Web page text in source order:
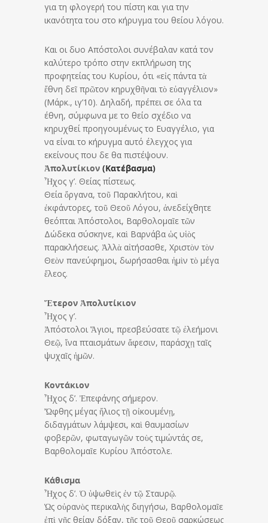
για τη φλογερή του πίστη και για την
ικανότητα του στο κήρυγμα του θείου λόγου.
Και οι δυο Απόστολοι συνέβαλαν κατά τον
καλύτερο τρόπο στην εκπλήρωση της
προφητείας του Κυρίου, ότι «εἰς πάντα τὰ
ἔθνη δεῖ πρῶτον κηρυχθῆναι τὸ εὐαγγέλιον»
(Μάρκ., ιγ’10). Δηλαδή, πρέπει σε όλα τα
έθνη, σύμφωνα με το θείο σχέδιο να
κηρυχθεί προηγουμένως το Ευαγγέλιο, για
να είναι το κήρυγμα αυτό έλεγχος για
εκείνους που δε θα πιστέψουν.
Ἀπολυτίκιον (Κατέβασμα)
Ἦχος γ’. Θείας πίστεως.
Θεία ὄργανα, τοῦ Παρακλήτου, καὶ
ἐκφάντορες, τοῦ Θεοῦ Λόγου, ἀνεδείχθητε
θεόπται Ἀπόστολοι, Βαρθολομαῖε τῶν
Δώδεκα σύσκηνε, καὶ Βαρνάβα ὡς υἱὸς
παρακλήσεως. Ἀλλὰ αἰτήσασθε, Χριστὸν τὸν
Θεὸν πανεύφημοι, δωρήσασθαι ἠμὶν τὸ μέγα
ἔλεος.
Ἕτερον Ἀπολυτίκιον
Ἦχος γ’.
Ἀπόστολοι Ἅγιοι, πρεσβεύσατε τῷ ἐλεήμονι
Θεῷ, ἵνα πταισμάτων ἄφεσιν, παράσχῃ ταῖς
ψυχαῖς ἡμῶν.
Κοντάκιον
Ἦχος δ’. Ἐπεφάνης σήμερον.
Ὤφθης μέγας ἤλιος τῇ οἰκουμένῃ,
διδαγμάτων λάμψεσι, καὶ θαυμασίων
φοβερῶν, φωταγωγῶν τοὺς τιμώντάς σε,
Βαρθολομαῖε Κυρίου Ἀπόστολε.
Κάθισμα
Ἦχος δ’. Ὁ ὑψωθεὶς ἐν τῷ Σταυρῷ.
Ὡς οὐρανὸς περικαλὴς διηγήσω, Βαρθολομαῖε
ἐπὶ γῆς θείαν δόξαν, τῆς τοῦ Θεοῦ σαρκώσεως